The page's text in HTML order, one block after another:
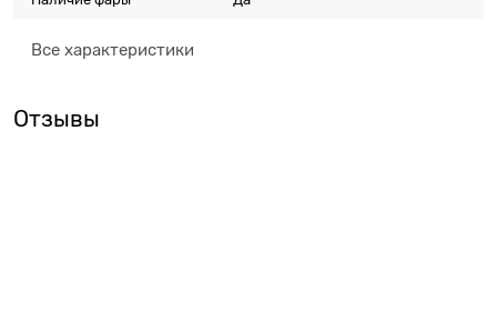
Все характеристики
Отзывы